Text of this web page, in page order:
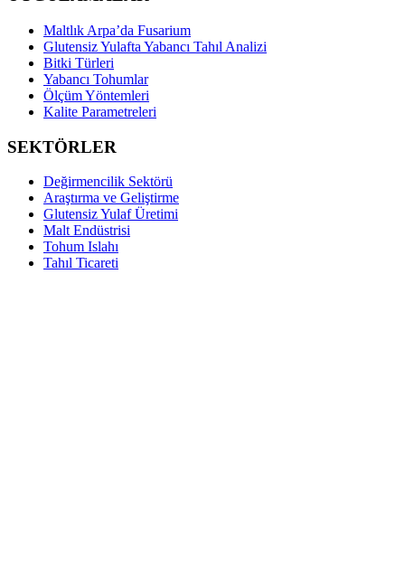
Maltlık Arpa’da Fusarium
Glutensiz Yulafta Yabancı Tahıl Analizi
Bitki Türleri
Yabancı Tohumlar
Ölçüm Yöntemleri
Kalite Parametreleri
SEKTÖRLER
Değirmencilik Sektörü
Araştırma ve Geliştirme
Glutensiz Yulaf Üretimi
Malt Endüstrisi
Tohum Islahı
Tahıl Ticareti